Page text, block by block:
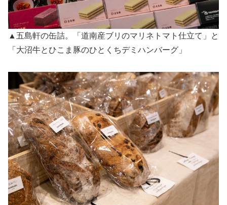
▲五島軒の缶詰。「道南産ブリのマリネトマト仕立て」と
「大沼牛とひこま豚のひとくちデミハンバーグ」